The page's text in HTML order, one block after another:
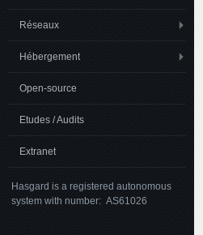
Réseaux
Hébergement
Open-source
Etudes / Audits
Extranet
Hasgard is a registered autonomous
system with number: AS61026